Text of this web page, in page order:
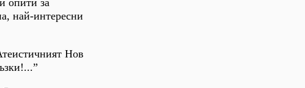
опити за
най-интересни
Нов